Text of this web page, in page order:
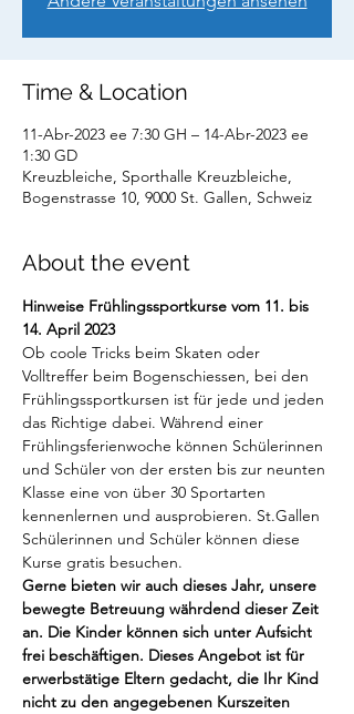
Time & Location
11-Abr-2023 ee 7:30 GH – 14-Abr-2023 ee
1:30 GD
Kreuzbleiche, Sporthalle Kreuzbleiche,
Bogenstrasse 10, 9000 St. Gallen, Schweiz
About the event
Hinweise Frühlingssportkurse vom 11. bis
14. April 2023
Ob coole Tricks beim Skaten oder
Volltreffer beim Bogenschiessen, bei den
Frühlingssportkursen ist für jede und jeden
das Richtige dabei. Während einer
Frühlingsferienwoche können Schülerinnen
und Schüler von der ersten bis zur neunten
Klasse eine von über 30 Sportarten
kennenlernen und ausprobieren. St.Gallen
Schülerinnen und Schüler können diese
Kurse gratis besuchen.
Gerne bieten wir auch dieses Jahr, unsere
bewegte Betreuung währdend dieser Zeit
an. Die Kinder können sich unter Aufsicht
frei beschäftigen. Dieses Angebot ist für
erwerbstätige Eltern gedacht, die Ihr Kind
nicht zu den angegebenen Kurszeiten